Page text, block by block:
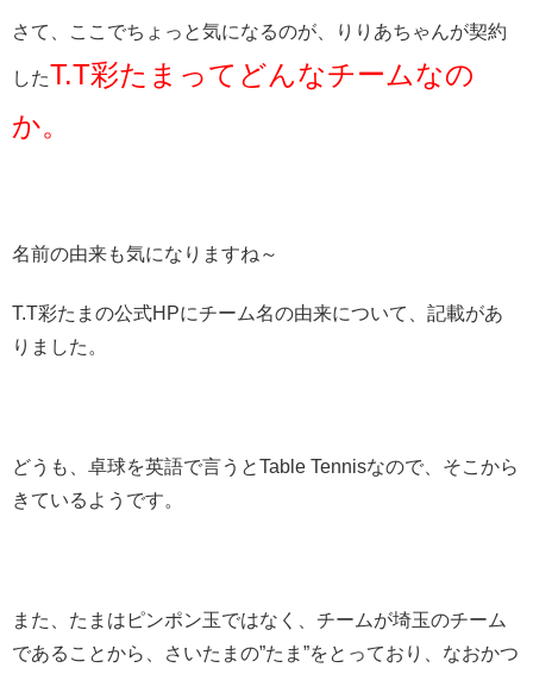
さて、ここでちょっと気になるのが、りりあちゃんが契約
したT.T彩たまってどんなチームなの
か。
名前の由来も気になりますね～
T.T彩たまの公式HPにチーム名の由来について、記載があ
りました。
どうも、卓球を英語で言うとTable Tennisなので、そこから
きているようです。
また、たまはピンポン玉ではなく、チームが埼玉のチーム
であることから、さいたまの”たま”をとっており、なおかつ